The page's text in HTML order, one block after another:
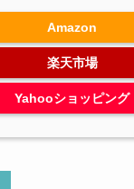
Amazon
楽天市場
Yahooショッピング